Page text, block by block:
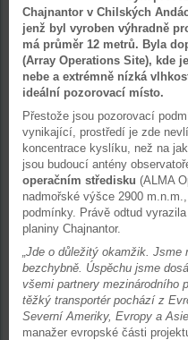
Chajnantor v Chilských
jenž byl vyroben výhradně
má průměr 12 metrů. Byla
(Array Operations Site), kde
nebe a extrémně nízká
ideální pozorovací místo.
Přestože jsou pozorovací
vynikající, prostředí je zde
koncentrace kyslíku, než na
jsou budoucí antény
operačním středisku (ALMA
nadmořské výšce 2900
podmínky. Právě odtud
planiny Chajnantor.
„Jde o důležitý okamžik. Jsme
bezchybně. Úspěchu jsme
všemi partnery mezinárodního
těžký transportér pochází z
Severní Ameriky, Evropy a
manažer evropské části